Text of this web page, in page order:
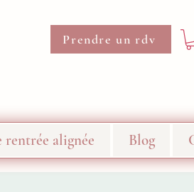
Prendre un rdv
rentrée alignée Blog